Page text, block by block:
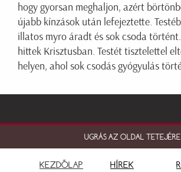
hogy gyorsan meghaljon, azért
újabb kínzások után lefejeztette.
illatos myro áradt és sok csoda
hittek Krisztusban. Testét tisztelettel
helyen, ahol sok csodás gyógyulás
UGRÁS AZ OLDAL TETEJÉRE
KEZDŐLAP HÍREK